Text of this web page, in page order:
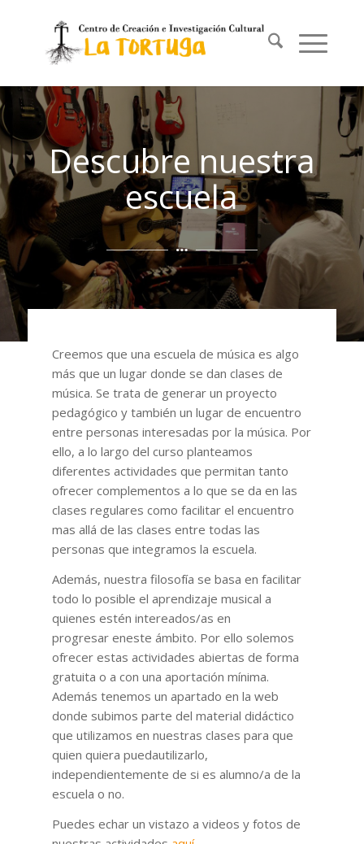
Descubre nuestra
escuela
Creemos que una escuela de música es algo
más que un lugar donde se dan clases de
música. Se trata de generar un proyecto
pedagógico y también un lugar de encuentro
entre personas interesadas por la música. Por
ello, a lo largo del curso planteamos
diferentes actividades que permitan tanto
ofrecer complementos a lo que se da en las
clases regulares como facilitar el encuentro
mas allá de las clases entre todas las
personas que integramos la escuela.
Además, nuestra filosofía se basa en facilitar
todo lo posible el aprendizaje musical a
quienes estén intereados/as en
progresar eneste ámbito. Por ello solemos
ofrecer estas actividades abiertas de forma
gratuita o a con una aportación mínima.
Además tenemos un apartado en la web
donde subimos parte del material didáctico
que utilizamos en nuestras clases para que
quien quiera puedautilizarlo,
independientemente de si es alumno/a de la
escuela o no.
Puedes echar un vistazo a videos y fotos de